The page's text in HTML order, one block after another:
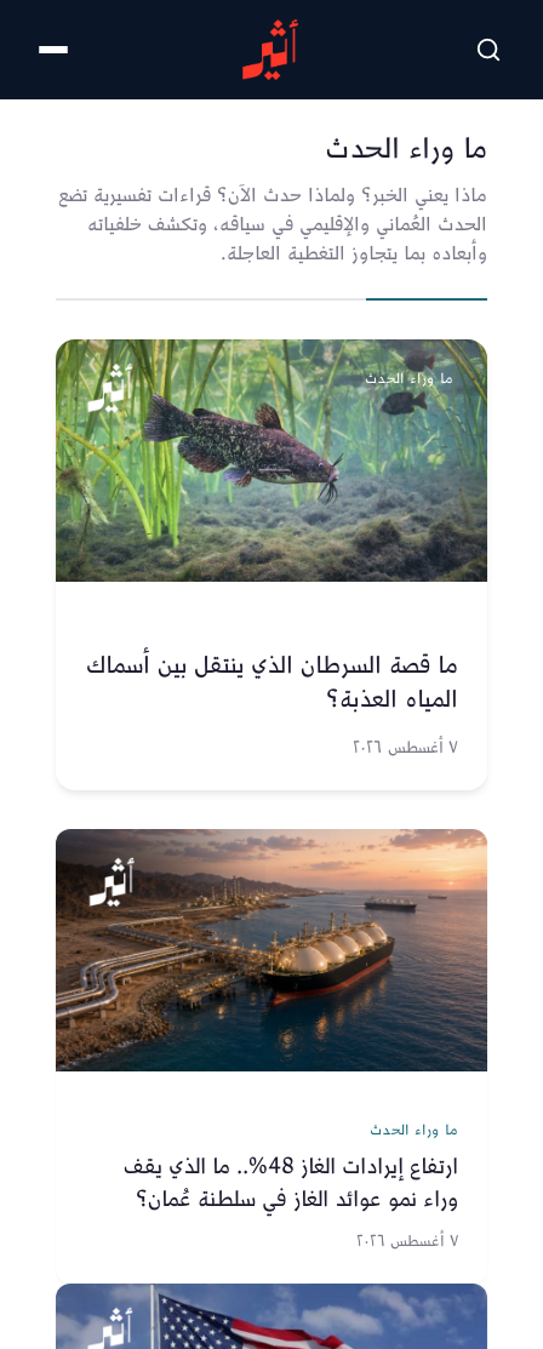
تخطى للمحتوى الرئيسي
ما وراء الحدث
ماذا يعني الخبر؟ ولماذا حدث الآن؟ قراءات تفسيرية تضع
الحدث العُماني والإقليمي في سياقه، وتكشف خلفياته
وأبعاده بما يتجاوز التغطية العاجلة.
ما وراء الحدث
ما قصة السرطان الذي ينتقل بين أسماك
المياه العذبة؟
٧ أغسطس ٢٠٢٦
ما وراء الحدث
ارتفاع إيرادات الغاز 48%.. ما الذي يقف
وراء نمو عوائد الغاز في سلطنة عُمان؟
٧ أغسطس ٢٠٢٦